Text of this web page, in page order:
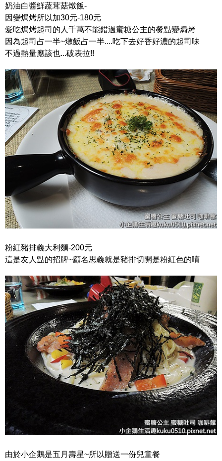
奶油白醬鮮蔬茸菇燉飯-
因變焗烤所以加30元-180元
愛吃焗烤起司的人千萬不能錯過蜜糖公主的餐點變焗烤
因為起司占一半~燉飯占一半....吃下去好香好濃的起司味
不過熱量應該也...破表拉!!
粉紅豬排義大利麵-200元
這是友人點的招牌~顧名思義就是豬排切開是粉紅色的唷
由於小企鵝是五月壽星~所以贈送一份兒童餐